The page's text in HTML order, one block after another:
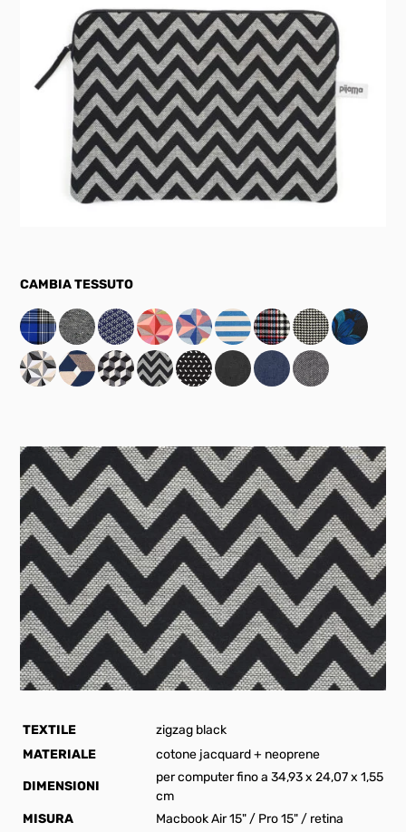
TEXTILE
zigzag black
MATERIALE
cotone jacquard + neoprene
DIMENSIONI
per computer fino a 34,93 x 24,07 x 1,55
cm
MISURA
Macbook Air 15" / Pro 15" / retina